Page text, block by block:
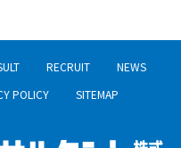
RECRUIT
NEWS
POLICY SITEMAP